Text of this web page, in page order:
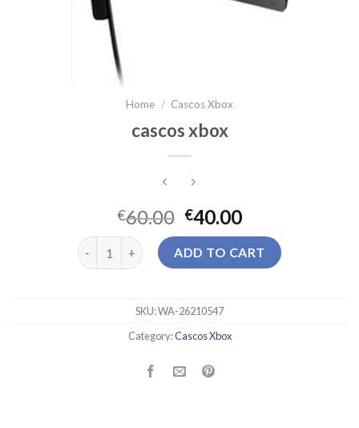
Home / Cascos Xbox
cascos xbox
€60.00 €40.00
cascos xbox quantityADD TO CART
SKU:WA-26210547
Category:Cascos Xbox